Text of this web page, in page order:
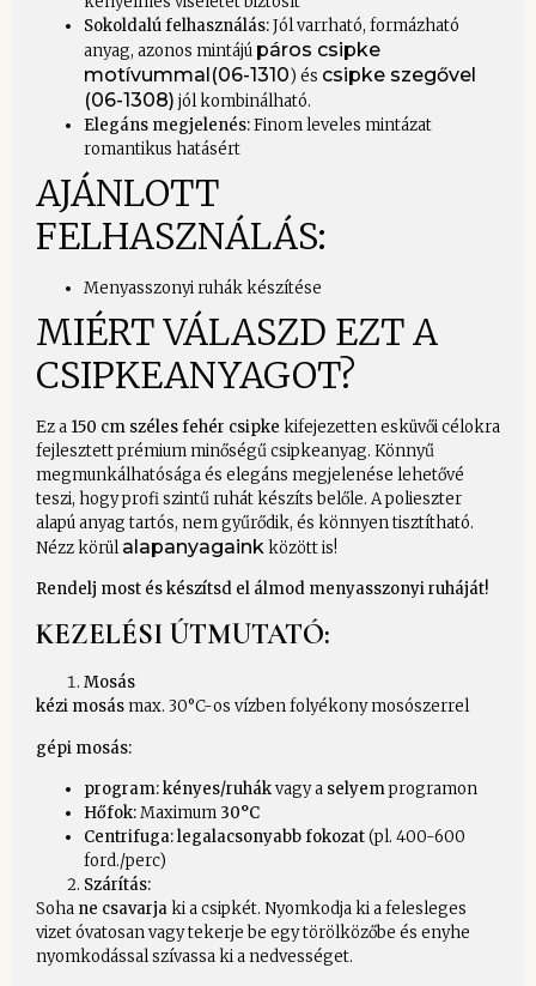
Sokoldalú felhasználás:Jól varrható, formázható
anyag, azonos mintájú páros csipke
motívummal(06-1310) és csipke szegővel
(06-1308) jól kombinálható.
Elegáns megjelenés:Finom leveles mintázat
romantikus hatásért
AJÁNLOTT
FELHASZNÁLÁS:
Menyasszonyi ruhák készítése
MIÉRT VÁLASZD EZT A
CSIPKEANYAGOT?
Ez a 150 cm széles fehér csipke kifejezetten esküvői célokra
fejlesztett prémium minőségű csipkeanyag. Könnyű
megmunkálhatósága és elegáns megjelenése lehetővé
teszi, hogy profi szintű ruhát készíts belőle. A polieszter
alapú anyag tartós, nem gyűrődik, és könnyen tisztítható.
Nézz körülalapanyagaink között is!
Rendelj most és készítsd el álmod menyasszonyi ruháját!
KEZELÉSI ÚTMUTATÓ:
Mosás
kézi mosásmax. 30°C-os vízben folyékony mosószerrel
gépi mosás:
program: kényes/ruhákvagy a selyemprogramon
Hőfok:Maximum 30°C
Centrifuga:legalacsonyabb fokozat(pl. 400-600
ford./perc)
Szárítás:
Soha ne csavarja ki a csipkét. Nyomkodja ki a felesleges
vizet óvatosan vagy tekerje be egy törölközőbe és enyhe
nyomkodással szívassa ki a nedvességet.